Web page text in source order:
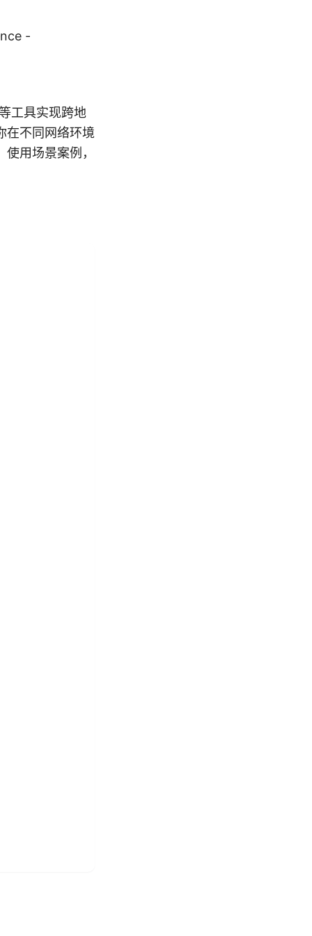
-
工具实现跨地
在不同网络环境
用场景案例，